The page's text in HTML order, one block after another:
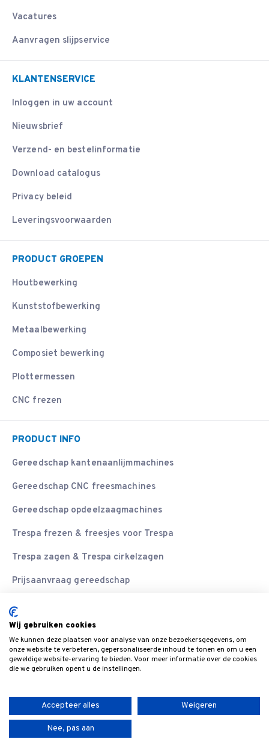
Vacatures
Aanvragen slijpservice
KLANTENSERVICE
Inloggen in uw account
Nieuwsbrief
Verzend- en bestelinformatie
Download catalogus
Privacy beleid
Leveringsvoorwaarden
PRODUCT GROEPEN
Houtbewerking
Kunststofbewerking
Metaalbewerking
Composiet bewerking
Plottermessen
CNC frezen
PRODUCT INFO
Gereedschap kantenaanlijmmachines
Gereedschap CNC freesmachines
Gereedschap opdeelzaagmachines
Trespa frezen & freesjes voor Trespa
Trespa zagen & Trespa cirkelzagen
Prijsaanvraag gereedschap
Scherpe aanbiedingen en laatste
nieuws ontvangen?
E-mailadres
SCHRIJF JE IN VOOR DE NIEUWSBRIEF
Wij gebruiken cookies
We kunnen deze plaatsen voor analyse van onze bezoekersgegevens, om
onze website te verbeteren, gepersonaliseerde inhoud te tonen en om u een
geweldige website-ervaring te bieden. Voor meer informatie over de cookies
die we gebruiken opent u de instellingen.
Accepteer alles Weigeren
Nee, pas aan